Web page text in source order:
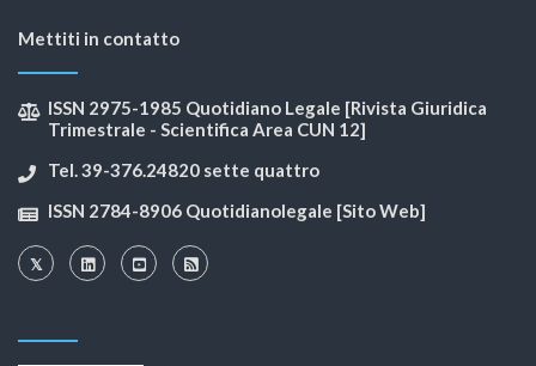
Mettiti in contatto
ISSN 2975-1985 Quotidiano Legale [Rivista Giuridica
Trimestrale - Scientifica Area CUN 12]
Tel. 39-376.24820 sette quattro
ISSN 2784-8906 Quotidianolegale [Sito Web]